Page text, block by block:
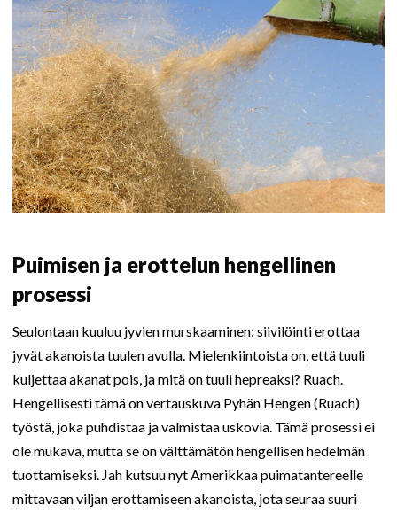
Puimisen ja erottelun hengellinen
prosessi
Seulontaan kuuluu jyvien murskaaminen; siivilöinti erottaa
jyvät akanoista tuulen avulla. Mielenkiintoista on, että tuuli
kuljettaa akanat pois, ja mitä on tuuli hepreaksi? Ruach.
Hengellisesti tämä on vertauskuva Pyhän Hengen (Ruach)
työstä, joka puhdistaa ja valmistaa uskovia. Tämä prosessi ei
ole mukava, mutta se on välttämätön hengellisen hedelmän
tuottamiseksi. Jah kutsuu nyt Amerikkaa puimatantereelle
mittavaan viljan erottamiseen akanoista, jota seuraa suuri